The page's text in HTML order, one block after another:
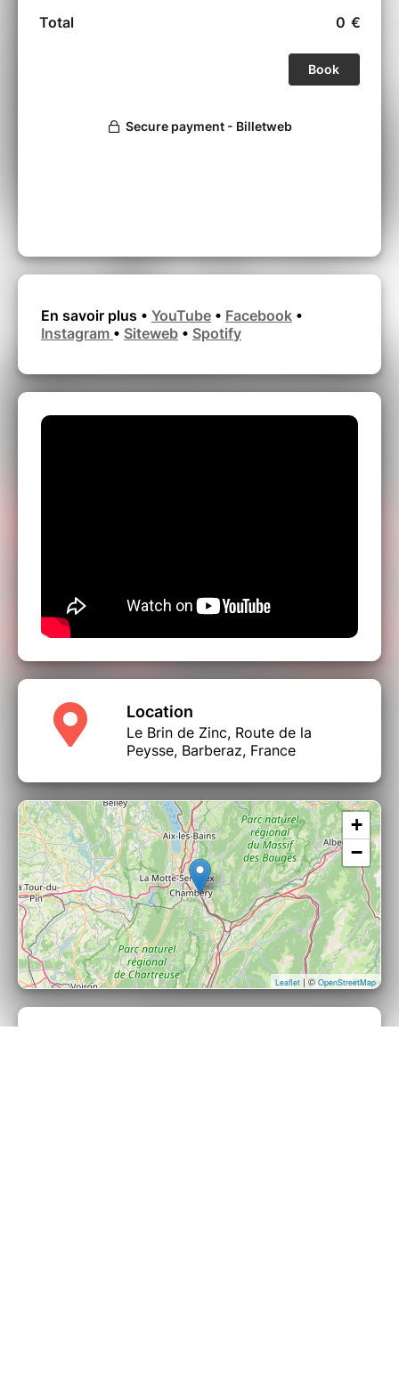
En savoir plus • YouTube • Facebook •
Instagram • Siteweb • Spotify
Location
Le Brin de Zinc, Route de la
Peysse, Barberaz, France
+
−
Leaflet | © OpenStreetMap